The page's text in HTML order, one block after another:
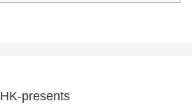
HK-presents